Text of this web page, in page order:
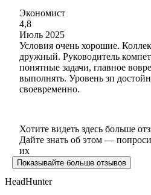
Экономист
4,8
Июль 2025
Условия очень хорошие.
дружный. Руководитель
понятные задачи, главное
выполнять. Уровень зп
своевременно.
Хотите видеть здесь больше
Дайте знать об этом —
их
Показывайте больше отзывов
HeadHunter